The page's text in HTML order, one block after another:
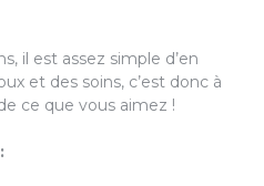
il est assez simple d’en
et des soins, c’est donc à
ce que vous aimez !